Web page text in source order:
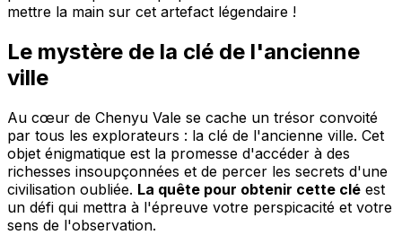
mettre la main sur cet artefact légendaire !
Le mystère de la clé de l'ancienne
ville
Au cœur de Chenyu Vale se cache un trésor convoité
par tous les explorateurs : la clé de l'ancienne ville. Cet
objet énigmatique est la promesse d'accéder à des
richesses insoupçonnées et de percer les secrets d'une
civilisation oubliée. La quête pour obtenir cette clé est
un défi qui mettra à l'épreuve votre perspicacité et votre
sens de l'observation.